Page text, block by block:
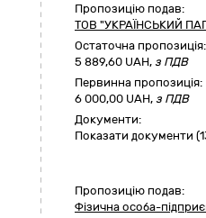
Пропозицію подав:
ТОВ "УКРАЇНСЬКИЙ
Остаточна пропозиція:
5 889,60 UAH, з ПДВ
Первинна пропозиція:
6 000,00 UAH, з ПДВ
Документи:
Показати документи
Пропозицію подав:
Фізична особа-